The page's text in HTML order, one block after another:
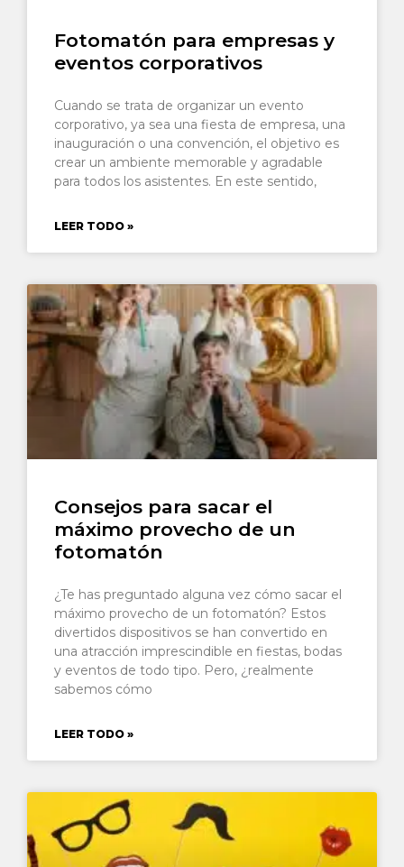
Fotomatón para empresas y
eventos corporativos
Cuando se trata de organizar un evento
corporativo, ya sea una fiesta de empresa, una
inauguración o una convención, el objetivo es
crear un ambiente memorable y agradable
para todos los asistentes. En este sentido,
LEER TODO »
Consejos para sacar el
máximo provecho de un
fotomatón
¿Te has preguntado alguna vez cómo sacar el
máximo provecho de un fotomatón? Estos
divertidos dispositivos se han convertido en
una atracción imprescindible en fiestas, bodas
y eventos de todo tipo. Pero, ¿realmente
sabemos cómo
LEER TODO »